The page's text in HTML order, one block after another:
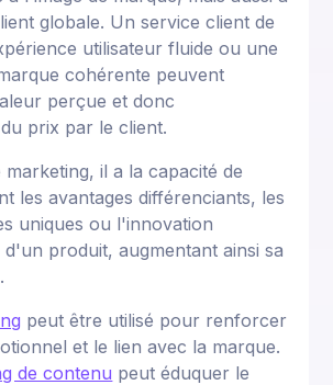
globale. Un service client de
utilisateur fluide ou une
cohérente peuvent
perçue et donc
prix par le client.
il a la capacité de
les avantages différenciants, les
uniques ou l'innovation
produit, augmentant ainsi sa
peut être utilisé pour renforcer
et le lien avec la marque.
de contenu peut éduquer le